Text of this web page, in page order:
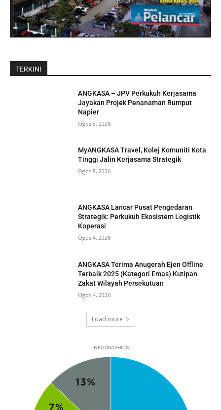
TERKINI
ANGKASA – JPV Perkukuh Kerjasama
Jayakan Projek Penanaman Rumput
Napier
Ogos 8, 2026
MyANGKASA Travel, Kolej Komuniti Kota
Tinggi Jalin Kerjasama Strategik
Ogos 8, 2026
ANGKASA Lancar Pusat Pengedaran
Strategik: Perkukuh Ekosistem Logistik
Koperasi
Ogos 4, 2026
ANGKASA Terima Anugerah Ejen Offline
Terbaik 2025 (Kategori Emas) Kutipan
Zakat Wilayah Persekutuan
Ogos 4, 2026
Load more
INFOGRAPHICS